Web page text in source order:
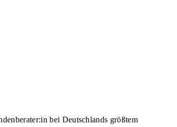
bei Deutschlands größtem